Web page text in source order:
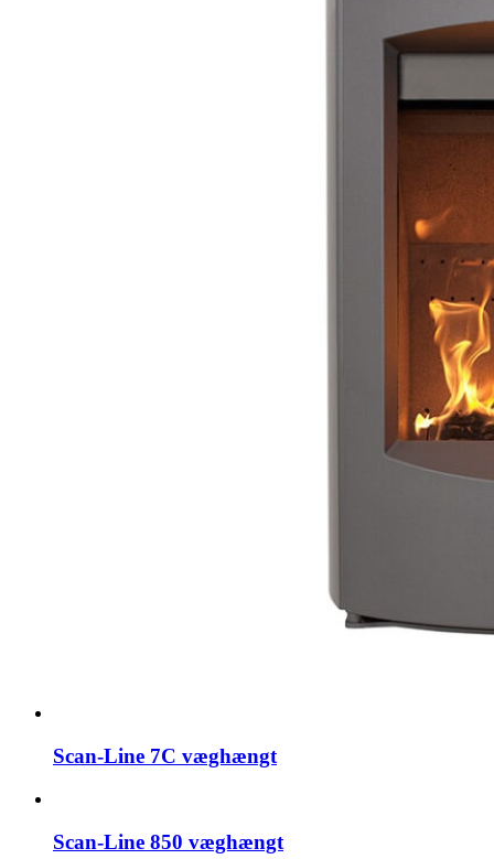
Scan-Line 7C væghængt
Scan-Line 850 væghængt